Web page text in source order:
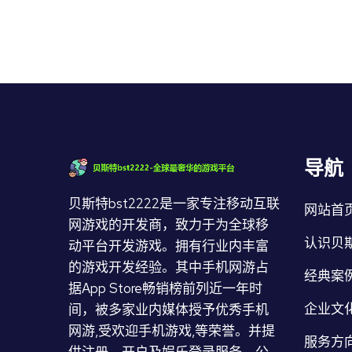
贝斯特bst2222是一家专注移动互联
网游戏的开发商，致力于为全球移
动平台开发游戏。拥有行业内丰富
的游戏开发经验。其中手机网游占
据App Store畅销榜前列近一年时
间，被多家业内媒体授予优秀手机
网游,受欢迎手机游戏,等荣誉。并提
导航
网站首
认识贝
经典案
企业文
服务方